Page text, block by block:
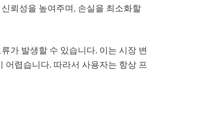
뢰성을 높여주며, 손실을 최소화할
가 발생할 수 있습니다. 이는 시장 변
어렵습니다. 따라서 사용자는 항상 프